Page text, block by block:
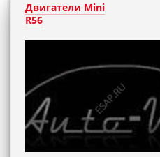
Двигатели Mini
R56